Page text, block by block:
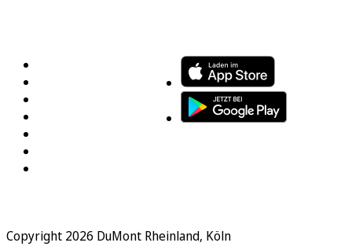
Copyright 2026 DuMont Rheinland, Köln